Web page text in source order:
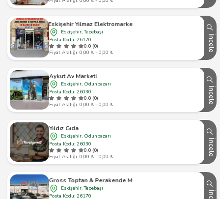
Eskişehir Yılmaz Elektromarket
Eskişehir, Tepebaşı
Posta Kodu: 26170
0.0 (0)
Fiyat Aralığı: 0,00 ₺ - 0,00 ₺
İncele
Aykut Av Marketi
Eskişehir, Odunpazarı
Posta Kodu: 26030
0.0 (0)
Fiyat Aralığı: 0,00 ₺ - 0,00 ₺
İncele
Yıldız Gıda
Eskişehir, Odunpazarı
Posta Kodu: 26030
0.0 (0)
Fiyat Aralığı: 0,00 ₺ - 0,00 ₺
İncele
Es Gross Toptan & Perakende Market
Eskişehir, Tepebaşı
Posta Kodu: 26170